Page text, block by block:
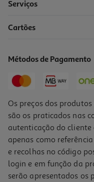
Serviços
Cartões
Métodos de Pagamento
Os preços dos
são os praticados nas
autenticação do cliente
apenas como
e recolhas no código
login e em função da
serão apresentados os